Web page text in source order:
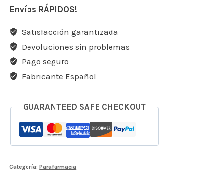
Envíos RÁPIDOS!
Satisfacción garantizada
Devoluciones sin problemas
Pago seguro
Fabricante Español
GUARANTEED SAFE CHECKOUT
Categoría:Parafarmacia